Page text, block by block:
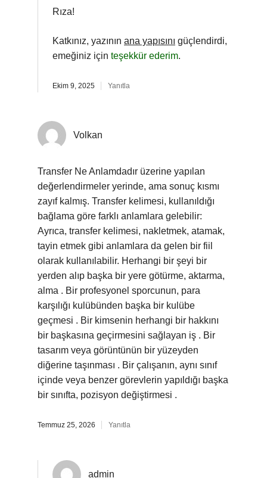
Rıza!
Katkınız, yazının ana yapısını güçlendirdi,
emeğiniz için teşekkür ederim.
Ekim 9, 2025 Yanıtla
Volkan
Transfer Ne Anlamdadır üzerine yapılan
değerlendirmeler yerinde, ama sonuç kısmı
zayıf kalmış. Transfer kelimesi, kullanıldığı
bağlama göre farklı anlamlara gelebilir:
Ayrıca, transfer kelimesi, nakletmek, atamak,
tayin etmek gibi anlamlara da gelen bir fiil
olarak kullanılabilir. Herhangi bir şeyi bir
yerden alıp başka bir yere götürme, aktarma,
alma . Bir profesyonel sporcunun, para
karşılığı kulübünden başka bir kulübe
geçmesi . Bir kimsenin herhangi bir hakkını
bir başkasına geçirmesini sağlayan iş . Bir
tasarım veya görüntünün bir yüzeyden
diğerine taşınması . Bir çalışanın, aynı sınıf
içinde veya benzer görevlerin yapıldığı başka
bir sınıfta, pozisyon değiştirmesi .
Temmuz 25, 2026 Yanıtla
admin